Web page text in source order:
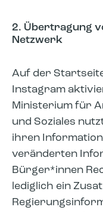
2. Übertragung
Netzwerk
Auf der
Instagram
Ministerium für
und Soziales
ihren
veränderten
Bürger*innen
lediglich ein